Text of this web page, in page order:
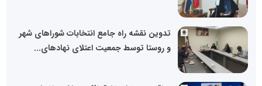
تدوین نقشه راه جامع انتخابات شوراهای شهر
و روستا توسط جمعیت اعتلای نهادهای...